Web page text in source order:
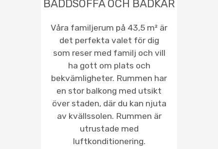
BÄDDSOFFA OCH BADKAR
Våra familjerum på 43,5 m² är
det perfekta valet för dig
som reser med familj och vill
ha gott om plats och
bekvämligheter. Rummen har
en stor balkong med utsikt
över staden, där du kan njuta
av kvällssolen. Rummen är
utrustade med
luftkonditionering.